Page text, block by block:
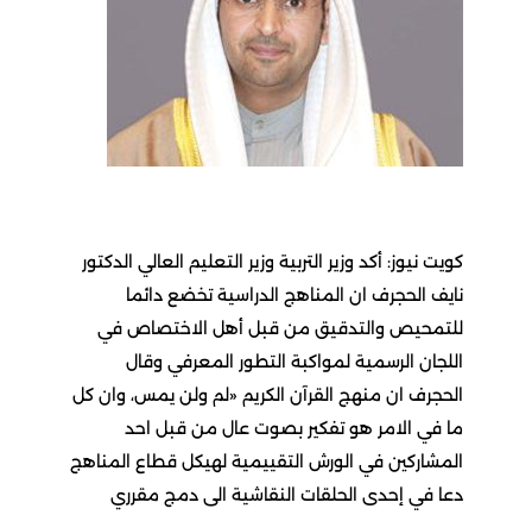
كويت نيوز: أكد وزير التربية وزير التعليم العالي الدكتور
نايف الحجرف ان المناهج الدراسية تخضع دائما
للتمحيص والتدقيق من قبل أهل الاختصاص في
اللجان الرسمية لمواكبة التطور المعرفي وقال
الحجرف ان منهج القرآن الكريم «لم ولن يمس، وان كل
ما في الامر هو تفكير بصوت عال من قبل احد
المشاركين في الورش التقييمية لهيكل قطاع المناهج
دعا في إحدى الحلقات النقاشية الى دمج مقرري